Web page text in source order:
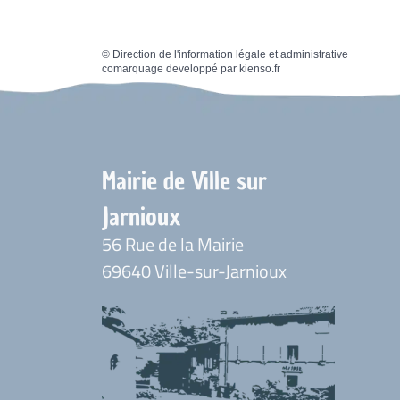
© Direction de l'information légale et administrative
comarquage developpé par kienso.fr
Mairie de Ville sur
Jarnioux
56 Rue de la Mairie
69640 Ville-sur-Jarnioux